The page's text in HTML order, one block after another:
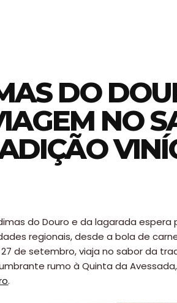
DO
NO
do Douro e da lagarada espera
regionais, desde a bola de
27 de setembro, viaja no sabor da
rumo à Quinta da
.